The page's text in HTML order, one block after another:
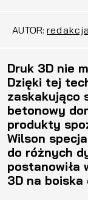
AUTOR: redakcja
Druk 3D nie
Dzięki tej
zaskakująco
betonowy
produkty
Wilson
do różnych
postanowiła
3D na boiska